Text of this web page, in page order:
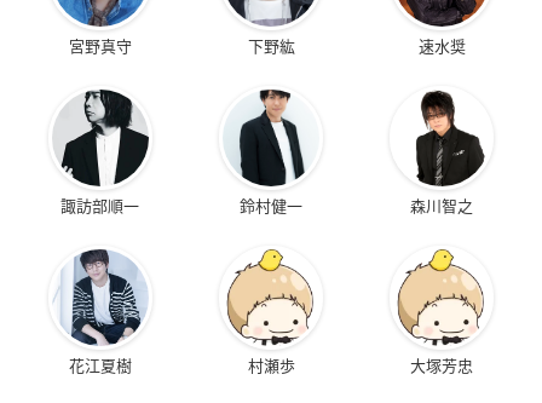
宮野真守 下野紘 速水奨
諏訪部順一 鈴村健一 森川智之
花江夏樹 村瀬歩 大塚芳忠